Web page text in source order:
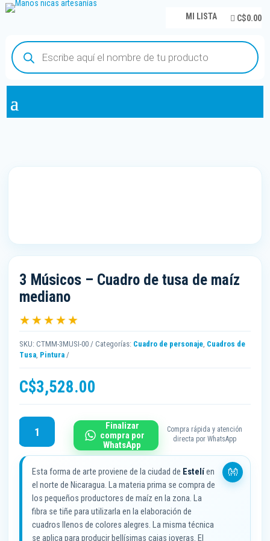
MI LISTA C$0.00
Búsqueda
de
productos
3 Músicos – Cuadro de tusa de maíz
mediano
★★★★★
SKU:CTMM-3MUSI-00 Categorías: Cuadro de personaje, Cuadros de
Tusa, Pintura
C$3,528.00
3
Músicos
Cuadro
Finalizar
compra por
WhatsApp
Compra rápida y atención
directa por WhatsApp
Esta forma de arte proviene de la ciudad de Estelíen
el norte de Nicaragua. La materia prima se compra de
los pequeños productores de maíz en la zona. La
fibra se tiñe para utilizarla en la elaboración de
cuadros llenos de colores alegres. La misma técnica
se aplica para producir bellísimas cajas joyeras. El